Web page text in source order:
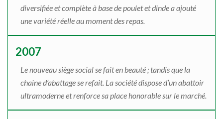
diversifiée et complète à base de poulet et dinde a ajouté
une variété réelle au moment des repas.
2007
Le nouveau siège social se fait en beauté ; tandis que la
chaine d’abattage se refait. La société dispose d’un abattoir
ultramoderne et renforce sa place honorable sur le marché.